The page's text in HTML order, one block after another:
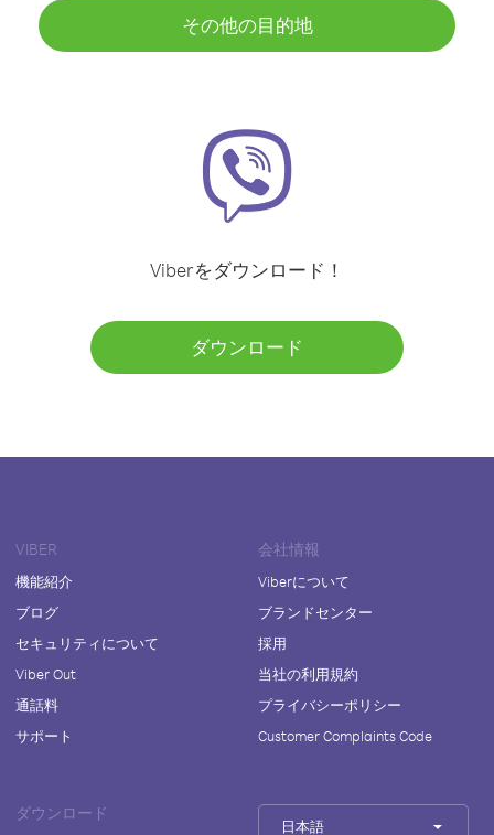
その他の目的地
Viberをダウンロード！
ダウンロード
VIBER
機能紹介
ブログ
セキュリティについて
Viber Out
通話料
サポート
会社情報
Viberについて
ブランドセンター
採用
当社の利用規約
プライバシーポリシー
Customer Complaints Code
ダウンロード
日本語